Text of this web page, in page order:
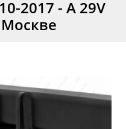
2017 - A 29V